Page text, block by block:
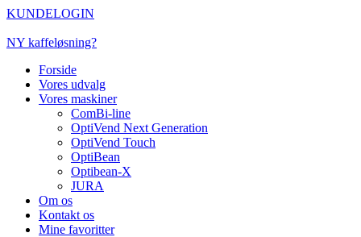
Videre
indhold
KUNDELOGIN
NY kaffeløsning?
Forside
Vores udvalg
Vores maskiner
ComBi-line
OptiVend Next Generation
OptiVend Touch
OptiBean
Optibean-X
JURA
Om os
Kontakt os
Mine favoritter